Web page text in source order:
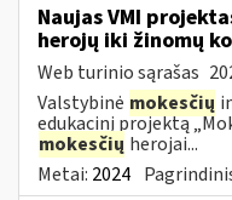
Naujas VMI
herojų iki žinomų
Web turinio sąrašas
Valstybinė mokesčių
edukacinį projektą
mokesčių herojai...
Metai: 2024